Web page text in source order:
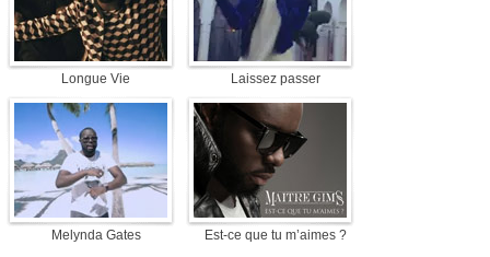
Longue Vie Laissez passer
Melynda Gates Est-ce que tu m’aimes ?